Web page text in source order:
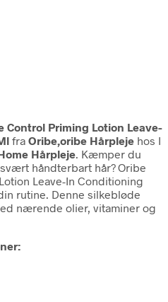
Control Priming Lotion Leave-
fra Oribe,oribe Hårpleje hos I
Hårpleje. Kæmper du
håndterbart hår? Oribe
Leave-In Conditioning
rutine. Denne silkebløde
nærende olier, vitaminer og